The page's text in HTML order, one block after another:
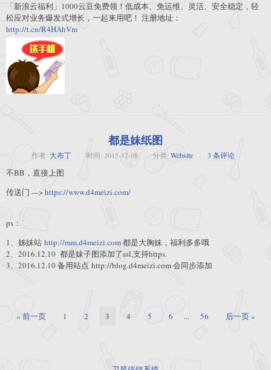
「新浪云福利」1000云豆免费领！低成本、免运维、灵活、安全稳定，轻
松应对业务爆发式增长，一起来用吧！ 注册地址：
http://t.cn/R4HAhVm
都是妹纸图
作者: 大布丁 时间: 2015-12-08 分类: Website 3 条评论
不BB，直接上图
传送门 ---> https://www.d4meizi.com/
ps：
1、姊妹站 http://mm.d4meizi.com都是大胸妹，福利多多哦
2、2016.12.10 都是妹子图添加了ssl,支持https.
3、2016.12.10 备用站点 http://blog.d4meizi.com 会同步添加
« 前一页 1 2 3 4 5 6 ... 56 后一页 »